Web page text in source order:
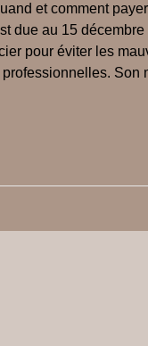
et comment
due au 15
pour éviter les